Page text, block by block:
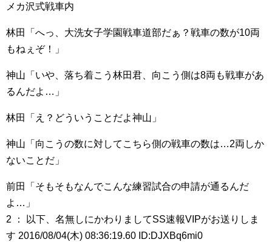
メカ沢式戦車内
林田「へっ、大洗女子学園戦車道部だぁ？戦車の数が10両
もねぇぞ！」
神山「いや、落ち着こう林田君、向こう側は8両も戦車があ
るんだよ…」
林田「え？どういうことだよ神山」
神山「向こうの数に対してこちら側の戦車の数は…2両しか
ないことだ」
前田「そもそもなんでこんな練習試合の申請が通るんだ
よ…」
2 ： 以下、名無しにかわりましてSS速報VIPがお送りしま
す 2016/08/04(木) 08:36:19.60 ID:DJXBq6mi0